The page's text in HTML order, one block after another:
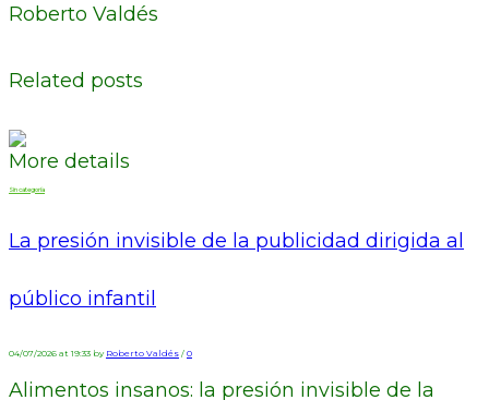
Roberto Valdés
Related posts
More details
Sin categoría
La presión invisible de la publicidad dirigida al
público infantil
04/07/2026 at 19:33 by Roberto Valdés / 0
Alimentos insanos: la presión invisible de la